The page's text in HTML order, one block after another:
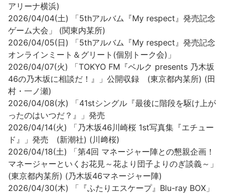
アリーナ横浜)
2026/04/04(土) 「5thアルバム『My respect』発売記念
ゲーム大会」 (関東内某所)
2026/04/05(日) 「5thアルバム『My respect』発売記念
オンラインミート＆グリート(個別トーク会)」
2026/04/07(火) 「TOKYO FM『ベルク presents 乃木坂
46の乃木坂に相談だ！』」公開収録 (東京都内某所) (田
村・一ノ瀬)
2026/04/08(水) 「41stシングル『最後に階段を駆け上が
ったのはいつだ？』」発売
2026/04/14(火) 「乃木坂46川崎桜 1st写真集『エチュー
ド』」発売 (新潮社) (川﨑桜)
2026/04/18(土) 「第4回 マネージャー陣との懇親企画！
マネージャーといくお花見～花より団子よりのぎ談義～」
(東京都内某所) (乃木坂46マネージャー陣)
2026/04/30(木) 「『ふたりエスケープ』Blu-ray BOX」